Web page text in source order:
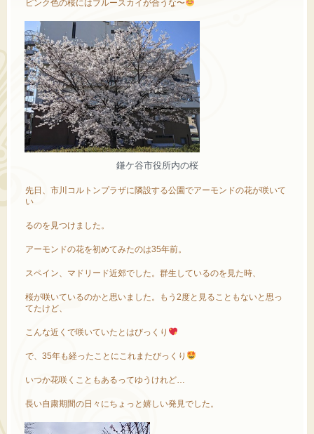
ピンク色の桜にはブルースカイが合うな〜
鎌ケ谷市役所内の桜
先日、市川コルトンプラザに隣設する公園でアーモンドの花が咲いて
い
るのを見つけました。
アーモンドの花を初めてみたのは35年前。
スペイン、マドリード近郊でした。群生しているのを見た時、
桜が咲いているのかと思いました。もう2度と見ることもないと思っ
てたけど、
こんな近くで咲いていたとはびっくり
で、35年も経ったことにこれまたびっくり
いつか花咲くこともあるってゆうけれど…
長い自粛期間の日々にちょっと嬉しい発見でした。